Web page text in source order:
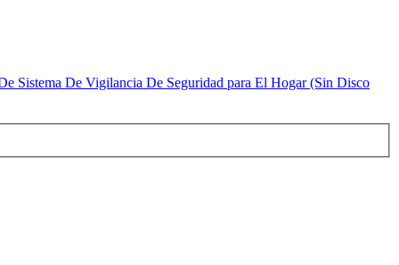
Sistema De Vigilancia De Seguridad para El Hogar (Sin Disco